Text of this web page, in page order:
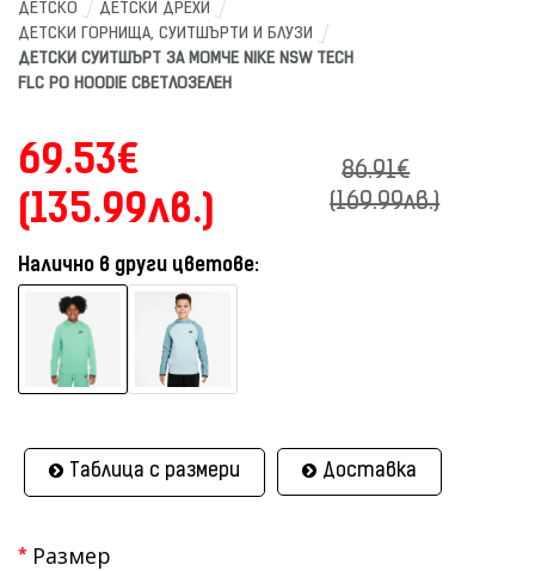
ДЕТСКО
ДЕТСКИ ДРЕХИ
ДЕТСКИ ГОРНИЩА, СУИТШЪРТИ И БЛУЗИ
ДЕТСКИ СУИТШЪРТ ЗА МОМЧЕ NIKE NSW TECH
FLC PO HOODIE СВЕТЛОЗЕЛЕН
69.53€
(135.99лв.)
86.91€
(169.99лв.)
Налично в други цветове:
Таблица с размери Доставка
Размер